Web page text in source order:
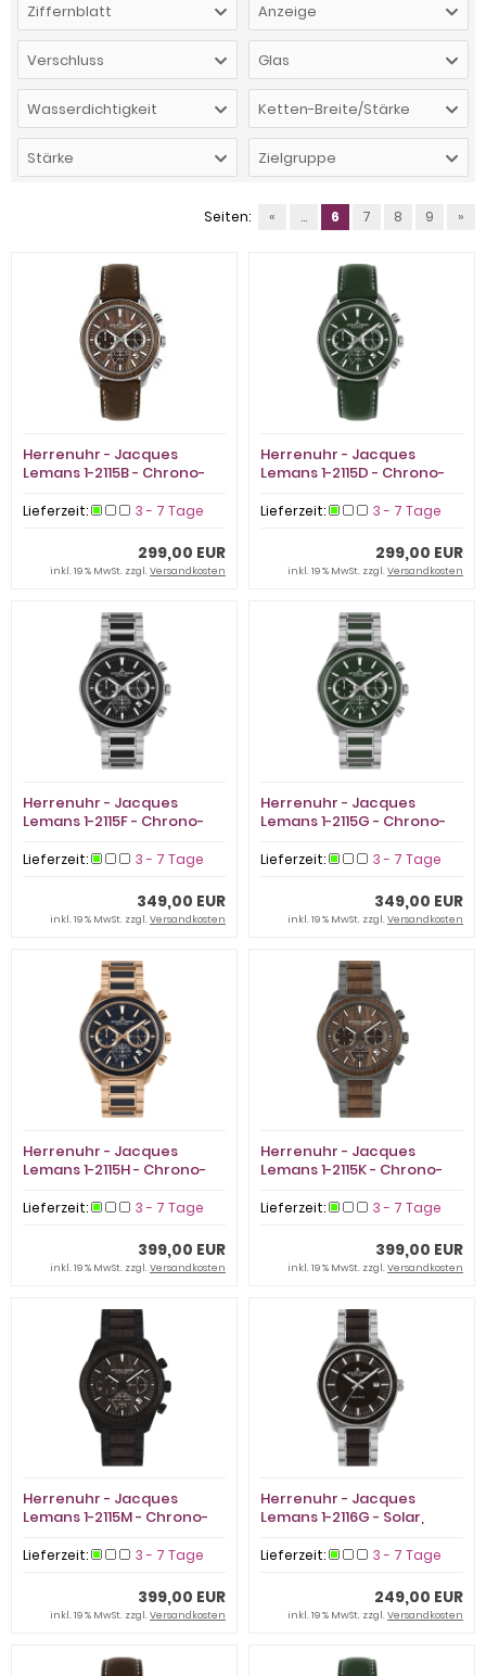
Ziffernblatt Anzeige
Verschluss Glas
Wasserdichtigkeit Ketten-Breite/Stärke
Stärke Zielgruppe
Seiten: « ... 6 7 8 9 »
Herrenuhr - Jacques
Lemans 1-2115B - Chrono-
Lieferzeit: 3 - 7 Tage
299,00 EUR
inkl. 19 % MwSt. zzgl.Versandkosten
Herrenuhr - Jacques
Lemans 1-2115D - Chrono-
Lieferzeit: 3 - 7 Tage
299,00 EUR
inkl. 19 % MwSt. zzgl.Versandkosten
Herrenuhr - Jacques
Lemans 1-2115F - Chrono-
Lieferzeit: 3 - 7 Tage
349,00 EUR
inkl. 19 % MwSt. zzgl.Versandkosten
Herrenuhr - Jacques
Lemans 1-2115G - Chrono-
Lieferzeit: 3 - 7 Tage
349,00 EUR
inkl. 19 % MwSt. zzgl.Versandkosten
Herrenuhr - Jacques
Lemans 1-2115H - Chrono-
Lieferzeit: 3 - 7 Tage
399,00 EUR
inkl. 19 % MwSt. zzgl.Versandkosten
Herrenuhr - Jacques
Lemans 1-2115K - Chrono-
Lieferzeit: 3 - 7 Tage
399,00 EUR
inkl. 19 % MwSt. zzgl.Versandkosten
Herrenuhr - Jacques
Lemans 1-2115M - Chrono-
Lieferzeit: 3 - 7 Tage
399,00 EUR
inkl. 19 % MwSt. zzgl.Versandkosten
Herrenuhr - Jacques
Lemans 1-2116G - Solar,
Lieferzeit: 3 - 7 Tage
249,00 EUR
inkl. 19 % MwSt. zzgl.Versandkosten